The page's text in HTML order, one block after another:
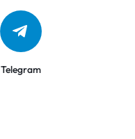
Telegram